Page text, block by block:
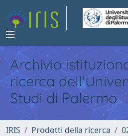
Archivio
ricerca
Studi di Palermo
IRIS Prodotti della ricerca